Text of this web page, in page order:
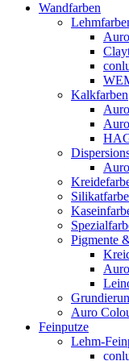
Wandfarben
Kalkfarben
Pigmente
Auro
Feinputze
Lehm-